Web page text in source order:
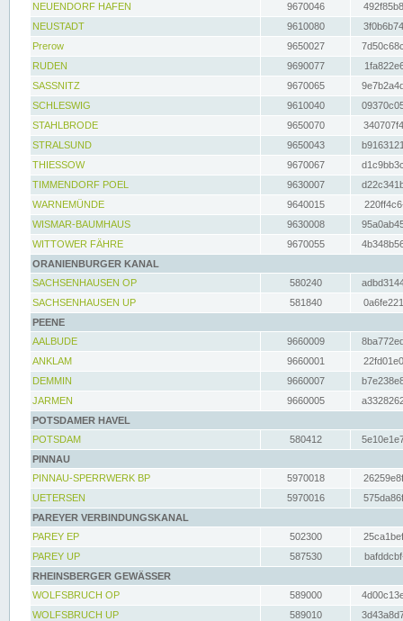
NEUENDORF HAFEN
9670046
NEUSTADT
9610080
Prerow
9650027
RUDEN
9690077
SASSNITZ
9670065
SCHLESWIG
9610040
STAHLBRODE
9650070
STRALSUND
9650043
THIESSOW
9670067
TIMMENDORF POEL
9630007
WARNEMÜNDE
9640015
WISMAR-BAUMHAUS
9630008
WITTOWER FÄHRE
9670055
ORANIENBURGER KANAL
SACHSENHAUSEN OP
580240
SACHSENHAUSEN UP
581840
PEENE
AALBUDE
9660009
ANKLAM
9660001
DEMMIN
9660007
JARMEN
9660005
POTSDAMER HAVEL
POTSDAM
580412
PINNAU
PINNAU-SPERRWERK BP
5970018
UETERSEN
5970016
PAREYER VERBINDUNGSKANAL
PAREY EP
502300
PAREY UP
587530
RHEINSBERGER GEWÄSSER
WOLFSBRUCH OP
589000
WOLFSBRUCH UP
589010